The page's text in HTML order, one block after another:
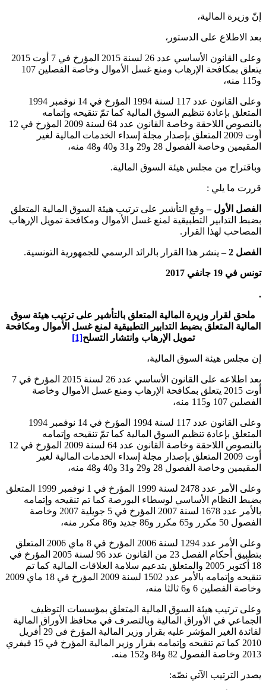
إنّ وزيرة المالية،
بعد الاطلاع على الدستور،
وعلى القانون الأساسي عدد 26 لسنة 2015 المؤرخ في 7 أوت 2015
يتعلق بمكافحة الإرهاب ومنع غسل الأموال وخاصة الفصلين 107
و115 منه،
وعلى القانون عدد 117 لسنة 1994 المؤرخ في 14 نوفمبر 1994
المتعلق بإعادة تنظيم السوق المالية كما تمّ تنقيحه وإتمامه
بالنصوص اللاحقة وخاصة القانون عدد 64 لسنة 2009 المؤرخ في 12
أوت 2009 المتعلق بإصدار مجلة إسداء الخدمات المالية لغير
المقيمين وخاصة الفصول 28 و29 و31 و40 و48 منه،
وباقتراح من مجلس هيئة السوق المالية.
قررت ما يلي :
الفصل الأول –وقع التأشير على ترتيب هيئة السوق المالية المتعلق
بضبط التدابير التطبيقية لمنع غسل الأموال ومكافحة تمويل الإرهاب
المصاحب لهذا القرار .
الفصل 2 – ينشر هذا القرار بالرائد الرسمي للجمهورية التونسية.
تونس في 19 جانفي 2017
.
ملحق لقرار وزيرة المالية المتعلق بالتأشير على ترتيب هيئة سوق
المالية المتعلق بضبط التدابير التطبيقية لمنع غسل الأموال ومكافحة
تمويل الإرهاب وانتشار التسلح[1]
إن مجلس هيئة السوق المالية،
بعد اطلاعه على القانون الأساسي عدد 26 لسنة 2015 المؤرخ في 7
أوت 2015 يتعلق بمكافحة الإرهاب ومنع غسل الأموال وخاصة
الفصلين 107 و115 منه،
وعلى القانون عدد 117 لسنة 1994 المؤرخ في 14 نوفمبر 1994
المتعلق بإعادة تنظيم السوق المالية كما تمّ تنقيحه وإتمامه
بالنصوص اللاحقة وخاصة القانون عدد 64 لسنة 2009 المؤرخ في 12
أوت 2009 المتعلق بإصدار مجلة إسداء الخدمات المالية لغير
المقيمين وخاصة الفصول 28 و29 و31 و40 و48 منه،
وعلى الأمر عدد 2478 لسنة 1999 المؤرخ في 1 نوفمبر 1999 المتعلق
بضبط النظام الأساسي لوسطاء البورصة كما تم تنقيحه وإتمامه
بالأمر عدد 1678 لسنة 2007 المؤرخ في 5 جويلية 2007 وخاصة
الفصول 50 مكرر و65 مكرر و86 جديد و86 مكرر منه،
وعلى الأمر عدد 1294 لسنة 2006 المؤرخ في 8 ماي 2006 المتعلق
بتطبيق أحكام الفصل 23 من القانون عدد 96 لسنة 2005 المؤرخ في
18 أكتوبر 2005 والمتعلق بتدعيم سلامة العلاقات المالية كما تم
تنقيحه وإتمامه بالأمر عدد 1502 لسنة 2009 المؤرخ في 18 ماي 2009
وخاصة الفصلين 6 و6 ثالثا منه،
وعلى ترتيب هيئة السوق المالية المتعلق بمؤسسات التوظيف
الجماعي في الأوراق المالية وبالتصرف في محافظ الأوراق المالية
لفائدة الغير المؤشر عليه بقرار وزير المالية المؤرخ في 29 أفريل
2010 كما تم تنقيحه وإتمامه بقرار وزير المالية المؤرخ في 15 فيفري
2013 وخاصة الفصول 82 و84 و152 منه
.
يصدر الترتيب الآتي نصّه: